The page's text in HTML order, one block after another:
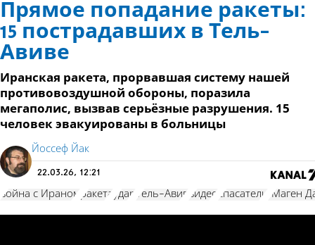
Прямое попадание ракеты:
15 пострадавших в Тель-
Авиве
Иранская ракета, прорвавшая систему нашей
противовоздушной обороны, поразила
мегаполис, вызвав серьёзные разрушения. 15
человек эвакуированы в больницы
Йоссеф Йак
22.03.26, 12:21
война с Ираном ракета удар Тель-Авив видео спасатели "Маген